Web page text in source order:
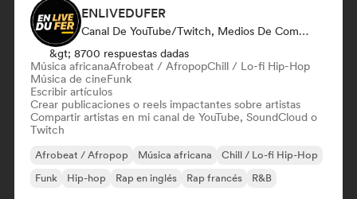
ENLIVEDUFER
Canal De YouTube/Twitch, Medios De Comunicación/Periodista, Social Media Influencer
&gt; 8700 respuestas dadas
Música africanaAfrobeat / AfropopChill / Lo-fi Hip-Hop
Música de cineFunk
Escribir artículos
Crear publicaciones o reels impactantes sobre artistas
Compartir artistas en mi canal de YouTube, SoundCloud o
Twitch
Afrobeat / Afropop Música africana
Chill / Lo-fi Hip-Hop
Funk
Hip-hop Rap en inglés Rap francés R&B